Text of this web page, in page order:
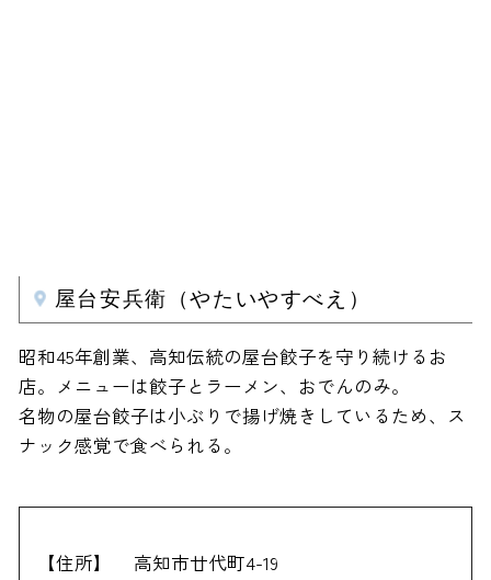
屋台安兵衛（やたいやすべえ）
昭和45年創業、高知伝統の屋台餃子を守り続けるお
店。メニューは餃子とラーメン、おでんのみ。
名物の屋台餃子は小ぶりで揚げ焼きしているため、ス
ナック感覚で食べられる。
【住所】
高知市廿代町4-19